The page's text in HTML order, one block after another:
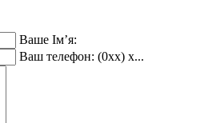
Ваше Ім’я:
Ваш телефон: (0xx) x...